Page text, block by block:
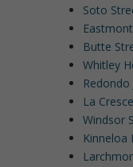
Soto
Eastmont
Butte
Whitley
Redondo
La
Windsor
Kinneloa